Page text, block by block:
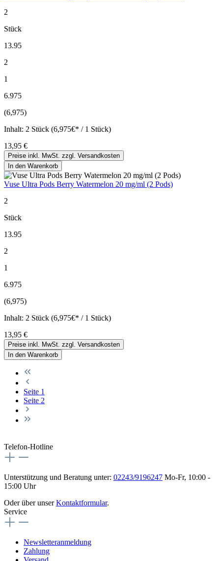
2
Stück
13.95
2
1
6.975
(6,975)
Inhalt: 2 Stück (6,975€* / 1 Stück)
13,95 €
Preise inkl. MwSt. zzgl. Versandkosten
In den Warenkorb
Vuse Ultra Pods Berry Watermelon 20 mg/ml (2 Pods)
2
Stück
13.95
2
1
6.975
(6,975)
Inhalt: 2 Stück (6,975€* / 1 Stück)
13,95 €
Preise inkl. MwSt. zzgl. Versandkosten
In den Warenkorb
Seite 1
Seite 2
Telefon-Hotline
Unterstützung und Beratung unter: 02243/9196247 Mo-Fr, 10:00 -
15:00 Uhr
Oder über unserKontaktformular.
Service
Newsletteranmeldung
Zahlung